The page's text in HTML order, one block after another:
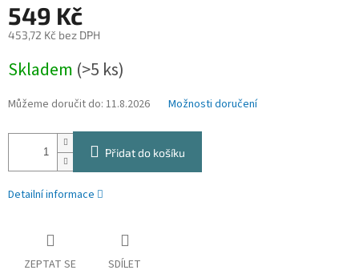
549 Kč
453,72 Kč bez DPH
cena:
Skladem (>5 ks)
Můžeme doručit do: 11.8.2026 Možnosti doručení
Přidat do košíku
Detailní informace
ZEPTAT SE SDÍLET